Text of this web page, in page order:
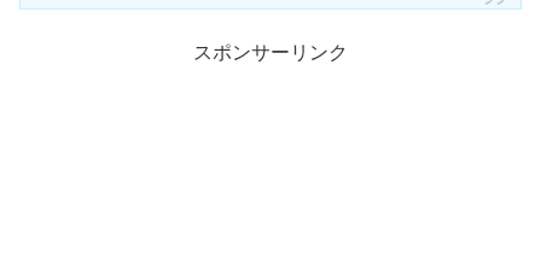
スポンサーリンク